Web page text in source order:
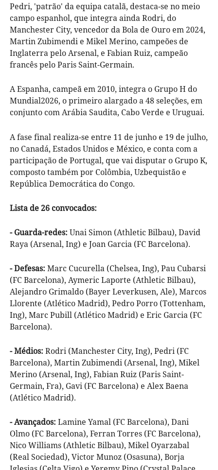
Pedri, 'patrão' da equipa catalã, destaca-se no meio
campo espanhol, que integra ainda Rodri, do
Manchester City, vencedor da Bola de Ouro em 2024,
Martin Zubimendi e Mikel Merino, campeões de
Inglaterra pelo Arsenal, e Fabian Ruiz, campeão
francês pelo Paris Saint-Germain.
A Espanha, campeã em 2010, integra o Grupo H do
Mundial2026, o primeiro alargado a 48 seleções, em
conjunto com Arábia Saudita, Cabo Verde e Uruguai.
A fase final realiza-se entre 11 de junho e 19 de julho,
no Canadá, Estados Unidos e México, e conta com a
participação de Portugal, que vai disputar o Grupo K,
composto também por Colômbia, Uzbequistão e
República Democrática do Congo.
Lista de 26 convocados:
- Guarda-redes: Unai Simon (Athletic Bilbau), David
Raya (Arsenal, Ing) e Joan Garcia (FC Barcelona).
- Defesas: Marc Cucurella (Chelsea, Ing), Pau Cubarsi
(FC Barcelona), Aymeric Laporte (Athletic Bilbau),
Alejandro Grimaldo (Bayer Leverkusen, Ale), Marcos
Llorente (Atlético Madrid), Pedro Porro (Tottenham,
Ing), Marc Pubill (Atlético Madrid) e Eric Garcia (FC
Barcelona).
- Médios: Rodri (Manchester City, Ing), Pedri (FC
Barcelona), Martin Zubimendi (Arsenal, Ing), Mikel
Merino (Arsenal, Ing), Fabian Ruiz (Paris Saint-
Germain, Fra), Gavi (FC Barcelona) e Alex Baena
(Atlético Madrid).
- Avançados: Lamine Yamal (FC Barcelona), Dani
Olmo (FC Barcelona), Ferran Torres (FC Barcelona),
Nico Williams (Athletic Bilbau), Mikel Oyarzabal
(Real Sociedad), Victor Munoz (Osasuna), Borja